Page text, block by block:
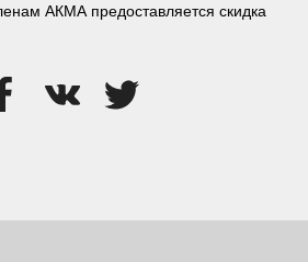
АКМА предоставляется скидка